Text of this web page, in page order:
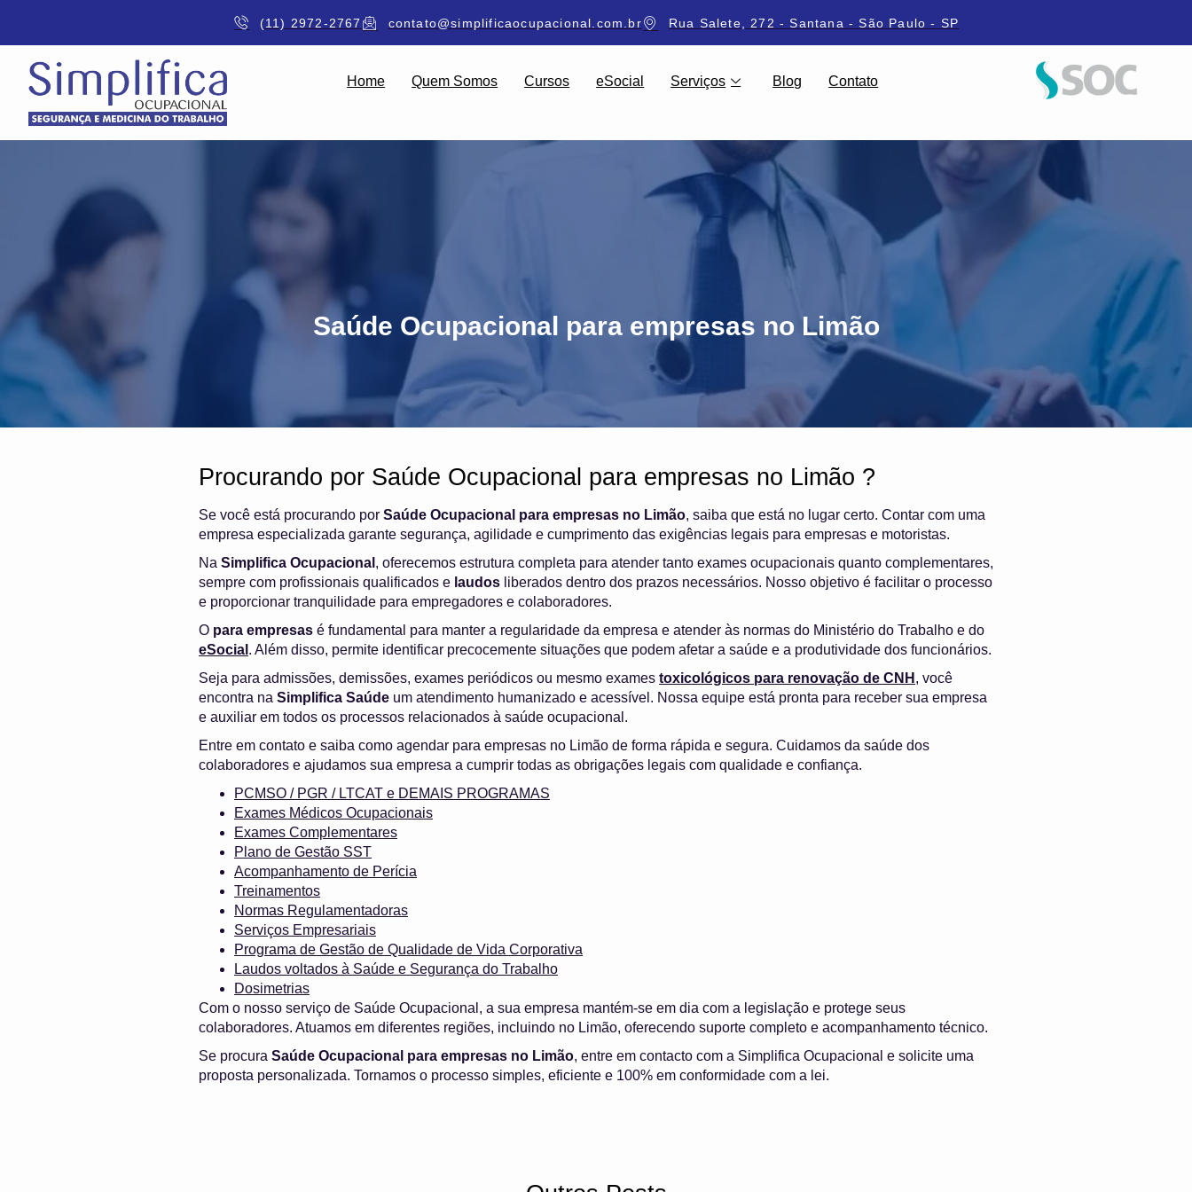
(11) 2972-2767 contato@simplificaocupacional.com.br Rua Salete, 272 - Santana - São Paulo - SP
Home Quem Somos Cursos eSocial Serviços Blog Contato
Saúde Ocupacional para empresas no Limão
Procurando por Saúde Ocupacional para empresas no Limão ?
Se você está procurando por Saúde Ocupacional para empresas no Limão, saiba que está no lugar certo. Contar com uma
empresa especializada garante segurança, agilidade e cumprimento das exigências legais para empresas e motoristas.
Na Simplifica Ocupacional , oferecemos estrutura completa para atender tanto exames ocupacionais quanto complementares,
sempre com profissionais qualificados e laudos liberados dentro dos prazos necessários. Nosso objetivo é facilitar o processo
e proporcionar tranquilidade para empregadores e colaboradores.
O para empresas é fundamental para manter a regularidade da empresa e atender às normas do Ministério do Trabalho e do
eSocial . Além disso, permite identificar precocemente situações que podem afetar a saúde e a produtividade dos funcionários.
Seja para admissões, demissões, exames periódicos ou mesmo exames toxicológicos para renovação de CNH , você
encontra na Simplifica Saúde um atendimento humanizado e acessível. Nossa equipe está pronta para receber sua empresa
e auxiliar em todos os processos relacionados à saúde ocupacional.
Entre em contato e saiba como agendar para empresas no Limão de forma rápida e segura. Cuidamos da saúde dos
colaboradores e ajudamos sua empresa a cumprir todas as obrigações legais com qualidade e confiança.
PCMSO / PGR / LTCAT e DEMAIS PROGRAMAS
Exames Médicos Ocupacionais
Exames Complementares
Plano de Gestão SST
Acompanhamento de Perícia
Treinamentos
Normas Regulamentadoras
Serviços Empresariais
Programa de Gestão de Qualidade de Vida Corporativa
Laudos voltados à Saúde e Segurança do Trabalho
Dosimetrias
Com o nosso serviço de Saúde Ocupacional, a sua empresa mantém-se em dia com a legislação e protege seus
colaboradores. Atuamos em diferentes regiões, incluindo no Limão, oferecendo suporte completo e acompanhamento técnico.
Se procura Saúde Ocupacional para empresas no Limão, entre em contacto com a Simplifica Ocupacional e solicite uma
proposta personalizada. Tornamos o processo simples, eficiente e 100% em conformidade com a lei.